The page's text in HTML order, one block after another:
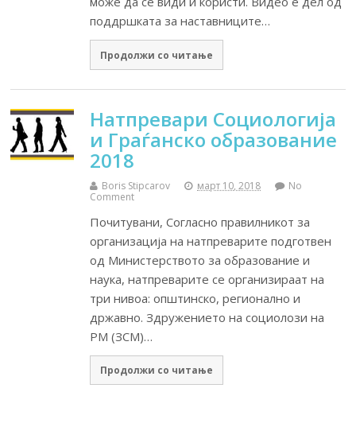
поддршката за наставниците…
Продолжи со читање
Натпревари Социологија
и Граѓанско образование
2018
Boris Stipcarov март 10, 2018
No
Comment
Почитувани, Согласно правилникот за
организација на натпреварите подготвен
од Министерството за образование и
наука, натпреварите се организираат на
три нивоа: општинско, регионално и
државно. Здружението на социолози на
РМ (ЗСМ)…
Продолжи со читање